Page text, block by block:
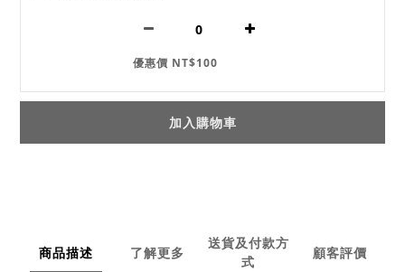
優惠價 NT$100
加入購物車
商品描述 了解更多
送貨及付款方
式
顧客評價